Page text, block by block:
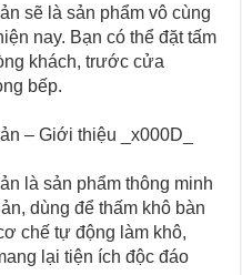
sẽ là sản phẩm vô cùng
nay. Bạn có thể đặt tấm
khách, trước cửa
bếp.
– Giới thiệu _x000D_
là sản phẩm thông minh
dùng để thấm khô bàn
chế tự động làm khô,
lại tiện ích độc đáo